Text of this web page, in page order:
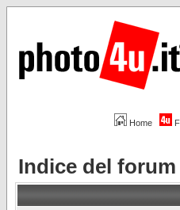
Home
Indice del forum